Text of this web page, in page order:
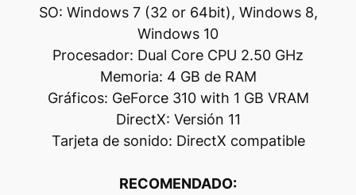
SO: Windows 7 (32 or 64bit), Windows 8,
Windows 10
Procesador: Dual Core CPU 2.50 GHz
Memoria: 4 GB de RAM
Gráficos: GeForce 310 with 1 GB VRAM
DirectX: Versión 11
Tarjeta de sonido: DirectX compatible
RECOMENDADO: